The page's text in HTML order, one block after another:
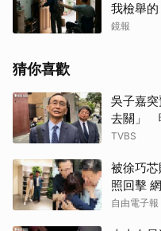
我檢舉的
鏡報
猜你喜歡
吳子嘉
去關」
TVBS
被徐巧
照回擊
自由電子報